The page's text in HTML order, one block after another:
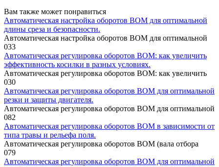
Вам также может понравиться
Автоматическая настройка оборотов ВОМ для оптимальной
длины среза и безопасности.
Автоматическая настройка оборотов ВОМ для оптимальной
033
Автоматическая регулировка оборотов ВОМ: как увеличить
эффективность косилки в разных условиях.
Автоматическая регулировка оборотов ВОМ: как увеличить
030
Автоматическая регулировка оборотов ВОМ для оптимальной
резки и защиты двигателя.
Автоматическая регулировка оборотов ВОМ для оптимальной
082
Автоматическая регулировка оборотов ВОМ в зависимости от
типа травы и рельефа поля.
Автоматическая регулировка оборотов ВОМ (вала отбора
079
Автоматическая регулировка оборотов ВОМ для оптимальной